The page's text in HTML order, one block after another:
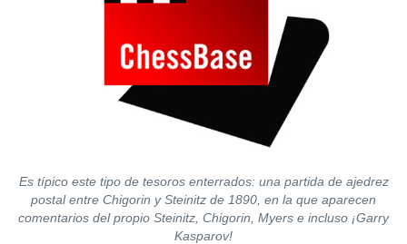
Es típico este tipo de tesoros enterrados: una partida de ajedrez
postal entre Chigorin y Steinitz de 1890, en la que aparecen
comentarios del propio Steinitz, Chigorin, Myers e incluso ¡Garry
Kasparov!